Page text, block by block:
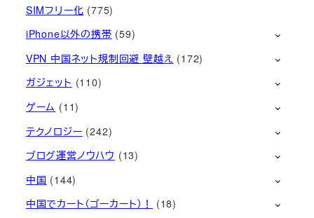
SIMフリー化 (775)
iPhone以外の携帯 (59)
VPN 中国ネット規制回避 壁越え (172)
ガジェット (110)
ゲーム (11)
テクノロジー (242)
ブログ運営ノウハウ (13)
中国 (144)
中国でカート（ゴーカート）！
(18)